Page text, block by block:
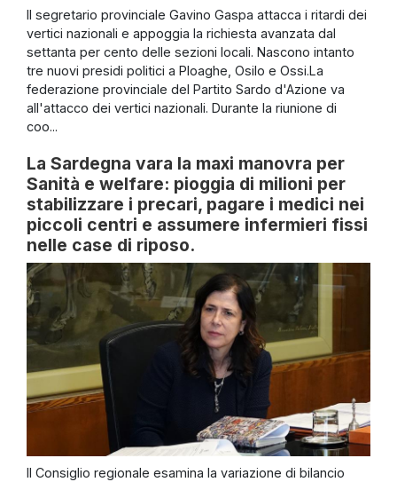
Il segretario provinciale Gavino Gaspa attacca i ritardi dei
vertici nazionali e appoggia la richiesta avanzata dal
settanta per cento delle sezioni locali. Nascono intanto
tre nuovi presidi politici a Ploaghe, Osilo e Ossi.La
federazione provinciale del Partito Sardo d'Azione va
all'attacco dei vertici nazionali. Durante la riunione di
coo...
La Sardegna vara la maxi manovra per
Sanità e welfare: pioggia di milioni per
stabilizzare i precari, pagare i medici nei
piccoli centri e assumere infermieri fissi
nelle case di riposo.
Il Consiglio regionale esamina la variazione di bilancio